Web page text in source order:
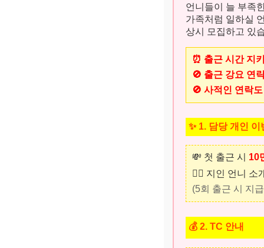
언니들이 늘 부족
가족처럼 일하실
상시 모집하고 있
⏰ 출근 시간 지
🚫 출근 강요 연
🚫 사적인 연락
✨ 1. 담당 개인
💸 첫 출근 시 10
👯‍♀️ 지인 언니 소
(5회 출근 시 지
💰 2. TC 안내